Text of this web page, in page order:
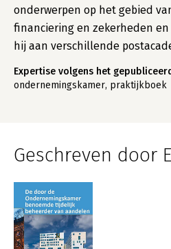
onderwerpen op het gebied
financiering en zekerheden
hij aan verschillende
Expertise volgens het
ondernemingskamer, praktijkboek
Geschreven door